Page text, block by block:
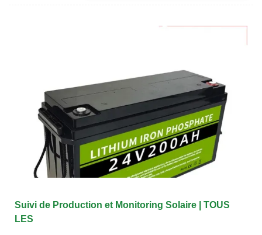
Suivi de Production et Monitoring Solaire | TOUS
LES